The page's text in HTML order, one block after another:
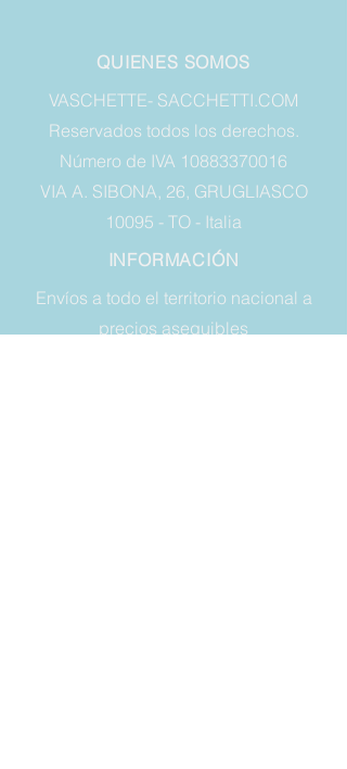
QUIENES SOMOS
VASCHETTE- SACCHETTI.COM
Reservados todos los derechos.
Número de IVA 10883370016
VIA A. SIBONA, 26, GRUGLIASCO
10095 - TO - Italia
INFORMACIÓN
Envíos a todo el territorio nacional a
precios asequibles